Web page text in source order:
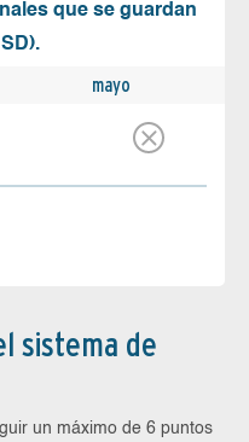
que se guardan
mayo
sistema de
un máximo de 6 puntos